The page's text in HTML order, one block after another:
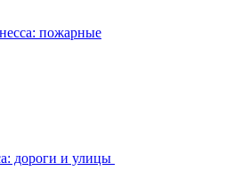
пожарные
дороги и улицы